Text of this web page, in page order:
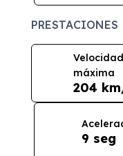
PRESTACIONES
Velocidad
máxima
204
9 seg